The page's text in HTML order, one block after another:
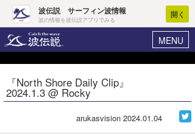
波伝説 サーフィン波情報
波の情報を波伝説アプリでみる
開く
MENU
ヘルプ マイホーム
ログイン
『North Shore Daily Clip』
2024.1.3 @ Rocky
arukasvision 2024.01.04
Core Surf Japan